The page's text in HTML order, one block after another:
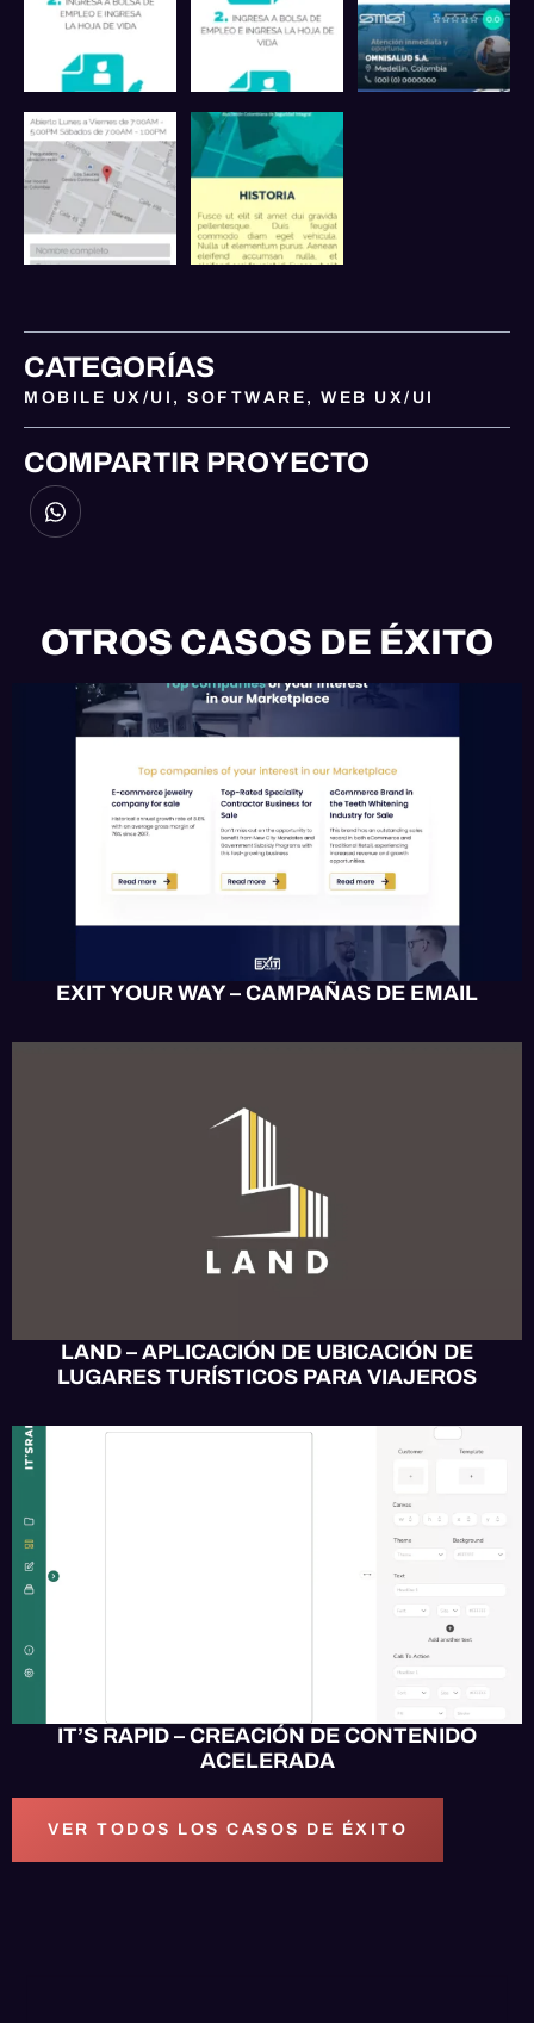
CATEGORÍAS
MOBILE UX/UI , SOFTWARE , WEB UX/UI
COMPARTIR PROYECTO
OTROS CASOS DE ÉXITO
EMAIL HUBSPOT
EXIT YOUR WAY – CAMPAÑAS DE EMAIL
LAND – APLICACIÓN DE UBICACIÓN DE
LUGARES TURÍSTICOS PARA VIAJEROS
APP MÓVIL
IT’S RAPID – CREACIÓN DE CONTENIDO
ACELERADA
VER TODOS LOS CASOS DE ÉXITO